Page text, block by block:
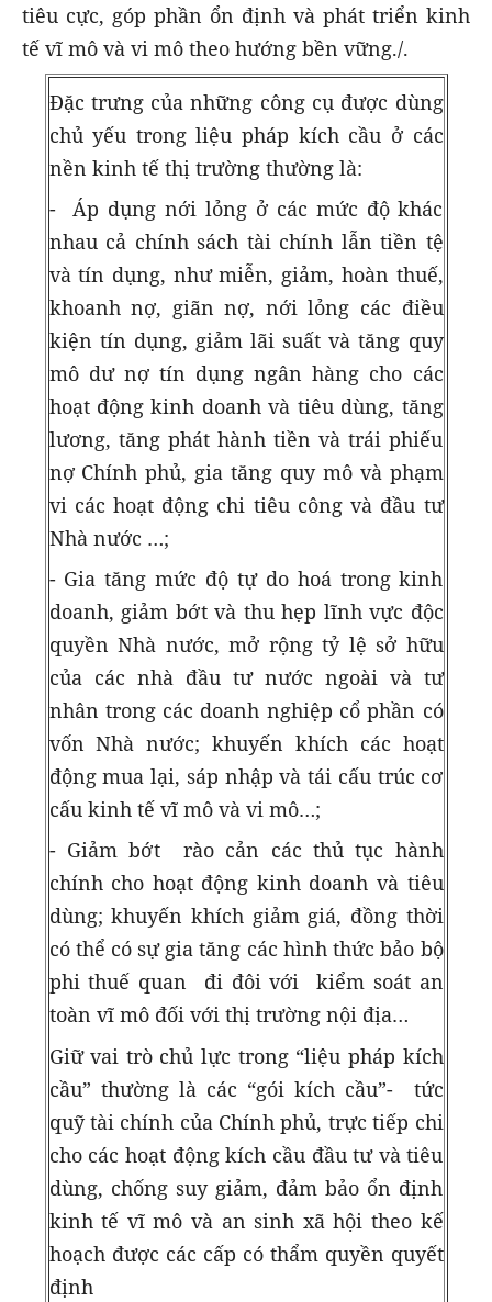
tiêu cực, góp phần ổn định và phát triển kinh
tế vĩ mô và vi mô theo hướng bền vững./.
Đặc trưng của những công cụ được dùng
chủ yếu trong liệu pháp kích cầu ở các
nền kinh tế thị trường thường là:
- Áp dụng nới lỏng ở các mức độ khác
nhau cả chính sách tài chính lẫn tiền tệ
và tín dụng, như miễn, giảm, hoàn thuế,
khoanh nợ, giãn nợ, nới lỏng các điều
kiện tín dụng, giảm lãi suất và tăng quy
mô dư nợ tín dụng ngân hàng cho các
hoạt động kinh doanh và tiêu dùng, tăng
lương, tăng phát hành tiền và trái phiếu
nợ Chính phủ, gia tăng quy mô và phạm
vi các hoạt động chi tiêu công và đầu tư
Nhà nước …;
- Gia tăng mức độ tự do hoá trong kinh
doanh, giảm bớt và thu hẹp lĩnh vực độc
quyền Nhà nước, mở rộng tỷ lệ sở hữu
của các nhà đầu tư nước ngoài và tư
nhân trong các doanh nghiệp cổ phần có
vốn Nhà nước; khuyến khích các hoạt
động mua lại, sáp nhập và tái cấu trúc cơ
cấu kinh tế vĩ mô và vi mô…;
- Giảm bớt rào cản các thủ tục hành
chính cho hoạt động kinh doanh và tiêu
dùng; khuyến khích giảm giá, đồng thời
có thể có sự gia tăng các hình thức bảo bộ
phi thuế quan đi đôi với kiểm soát an
toàn vĩ mô đối với thị trường nội địa…
Giữ vai trò chủ lực trong “liệu pháp kích
cầu” thường là các “gói kích cầu”- tức
quỹ tài chính của Chính phủ, trực tiếp chi
cho các hoạt động kích cầu đầu tư và tiêu
dùng, chống suy giảm, đảm bảo ổn định
kinh tế vĩ mô và an sinh xã hội theo kế
hoạch được các cấp có thẩm quyền quyết
định